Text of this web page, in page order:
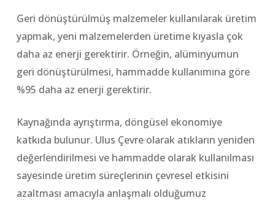
Geri dönüştürülmüş malzemeler kullanılarak üretim
yapmak, yeni malzemelerden üretime kıyasla çok
daha az enerji gerektirir. Örneğin, alüminyumun
geri dönüştürülmesi, hammadde kullanımına göre
%95 daha az enerji gerektirir.
Kaynağında ayrıştırma, döngüsel ekonomiye
katkıda bulunur. Ulus Çevre olarak atıkların yeniden
değerlendirilmesi ve hammadde olarak kullanılması
sayesinde üretim süreçlerinin çevresel etkisini
azaltması amacıyla anlaşmalı olduğumuz